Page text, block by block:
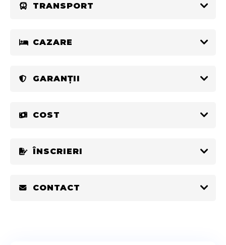
TRANSPORT
CAZARE
GARANȚII
COST
ÎNSCRIERI
CONTACT